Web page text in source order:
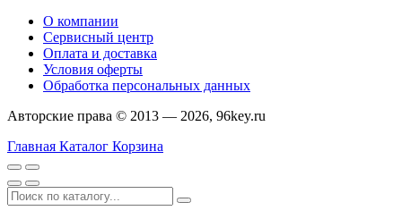
О компании
Сервисный центр
Оплата и доставка
Условия оферты
Обработка персональных данных
Авторские права © 2013 — 2026, 96key.ru
Главная Каталог Корзина